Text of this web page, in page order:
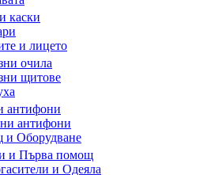
каски
и лицето
очила
щитове
антифони
антифони
Оборудване
и Първа помощ
и Одеяла